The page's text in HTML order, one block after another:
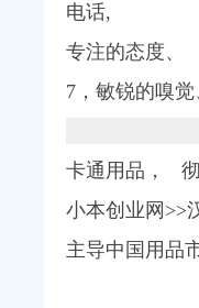
闻-易车网|汽车
乐居
析-重庆乐居
息_注册信息_信用信息
东奔西跑了（图）_搜
电话,
专注的态度、
7，敏锐的嗅觉
卡通用品，
小本创业网>>
主导中国用品